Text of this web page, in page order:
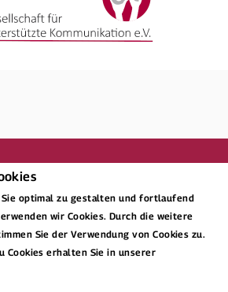
nach oben
optimal zu gestalten und fortlaufend
wir Cookies. Durch die weitere
Sie der Verwendung von Cookies zu.
Cookies erhalten Sie in unserer